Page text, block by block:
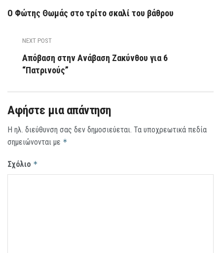
Ο Φώτης Θωμάς στο τρίτο σκαλί του βάθρου
NEXT POST
Απόβαση στην Ανάβαση Ζακύνθου για 6
“Πατρινούς”
Αφήστε μια απάντηση
Η ηλ. διεύθυνση σας δεν δημοσιεύεται. Τα υποχρεωτικά πεδία
σημειώνονται με *
Σχόλιο *